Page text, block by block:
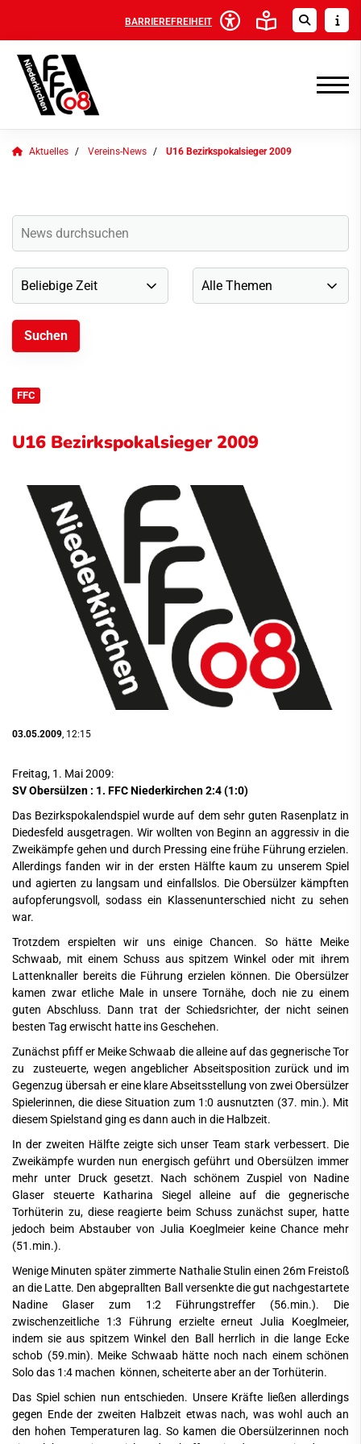
BARRIEREFREIHEIT
Aktuelles Vereins-News U16 Bezirkspokalsieger 2009
FFC
U16 Bezirkspokalsieger 2009
03.05.2009 , 12:15
Freitag, 1. Mai 2009:
SV Obersülzen : 1. FFC Niederkirchen 2:4 (1:0)
Das Bezirkspokalendspiel wurde auf dem sehr guten Rasenplatz in
Diedesfeld ausgetragen. Wir wollten von Beginn an aggressiv in die
Zweikämpfe gehen und durch Pressing eine frühe Führung erzielen.
Allerdings fanden wir in der ersten Hälfte kaum zu unserem Spiel
und agierten zu langsam und einfallslos. Die Obersülzer kämpften
aufopferungsvoll, sodass ein Klassenunterschied nicht zu sehen
war.
Trotzdem erspielten wir uns einige Chancen. So hätte Meike
Schwaab, mit einem Schuss aus spitzem Winkel oder mit ihrem
Lattenknaller bereits die Führung erzielen können. Die Obersülzer
kamen zwar etliche Male in unsere Tornähe, doch nie zu einem
guten Abschluss. Dann trat der Schiedsrichter, der nicht seinen
besten Tag erwischt hatte ins Geschehen.
Zunächst pfiff er Meike Schwaab die alleine auf das gegnerische Tor
zu zusteuerte, wegen angeblicher Abseitsposition zurück und im
Gegenzug übersah er eine klare Abseitsstellung von zwei Obersülzer
Spielerinnen, die diese Situation zum 1:0 ausnutzten (37. min.). Mit
diesem Spielstand ging es dann auch in die Halbzeit.
In der zweiten Hälfte zeigte sich unser Team stark verbessert. Die
Zweikämpfe wurden nun energisch geführt und Obersülzen immer
mehr unter Druck gesetzt. Nach schönem Zuspiel von Nadine
Glaser steuerte Katharina Siegel alleine auf die gegnerische
Torhüterin zu, diese reagierte beim Schuss zunächst super, hatte
jedoch beim Abstauber von Julia Koeglmeier keine Chance mehr
(51.min.).
Wenige Minuten später zimmerte Nathalie Stulin einen 26m Freistoß
an die Latte. Den abgeprallten Ball versenkte die gut nachgestartete
Nadine Glaser zum 1:2 Führungstreffer (56.min.). Die
zwischenzeitliche 1:3 Führung erzielte erneut Julia Koeglmeier,
indem sie aus spitzem Winkel den Ball herrlich in die lange Ecke
schob (59.min). Meike Schwaab hätte noch nach einem schönen
Solo das 1:4 machen können, scheiterte aber an der Torhüterin.
Das Spiel schien nun entschieden. Unsere Kräfte ließen allerdings
gegen Ende der zweiten Halbzeit etwas nach, was wohl auch an
den hohen Temperaturen lag. So kamen die Obersülzerinnen noch